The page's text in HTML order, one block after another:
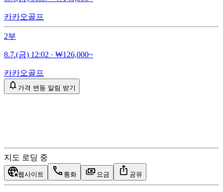
카카오골프
2부
8.7.(금) 12:02 · ₩126,000~
카카오골프
가격 변동 알림 받기
지도 로딩 중
웹사이트 통화 요금 공유